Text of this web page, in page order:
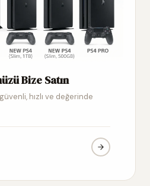
Bize Satın
hızlı ve değerinde